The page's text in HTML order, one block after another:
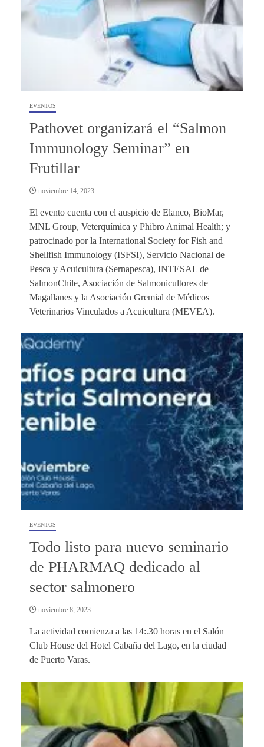
EVENTOS
Pathovet organizará el “Salmon
Immunology Seminar” en
Frutillar
noviembre 14, 2023
El evento cuenta con el auspicio de Elanco, BioMar,
MNL Group, Veterquímica y Phibro Animal Health; y
patrocinado por la International Society for Fish and
Shellfish Immunology (ISFSI), Servicio Nacional de
Pesca y Acuicultura (Sernapesca), INTESAL de
SalmonChile, Asociación de Salmonicultores de
Magallanes y la Asociación Gremial de Médicos
Veterinarios Vinculados a Acuicultura (MEVEA).
EVENTOS
Todo listo para nuevo seminario
de PHARMAQ dedicado al
sector salmonero
noviembre 8, 2023
La actividad comienza a las 14:.30 horas en el Salón
Club House del Hotel Cabaña del Lago, en la ciudad
de Puerto Varas.